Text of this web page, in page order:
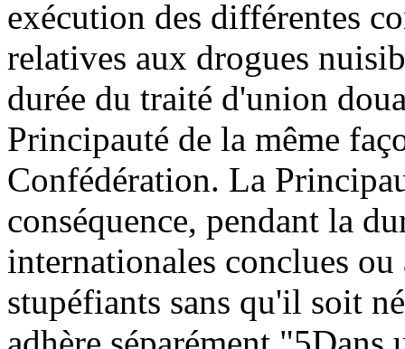
exécution des différentes
relatives aux drogues
durée du traité d'union
Principauté de la même
Confédération. La
conséquence, pendant la
internationales conclues
stupéfiants sans qu'il soit